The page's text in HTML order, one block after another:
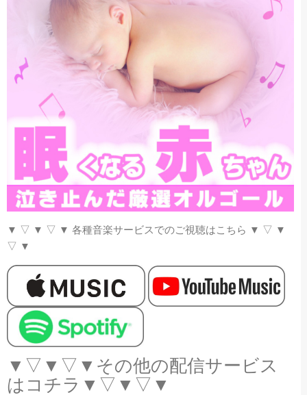
▼ ▽ ▼ ▽ ▼ 各種音楽サービスでのご視聴はこちら ▼ ▽ ▼
▽ ▼
▼▽▼▽▼その他の配信サービス
はコチラ▼▽▼▽▼